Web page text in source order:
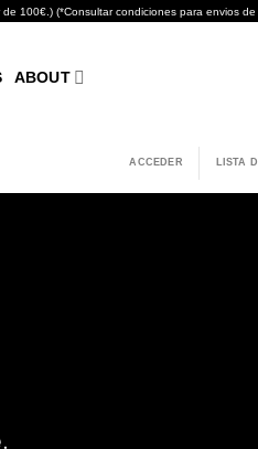
100€.) (*Consultar condiciones para envios
ABOUT
ACCEDER LISTA